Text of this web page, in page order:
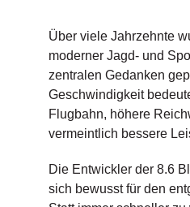
Über viele Jahrzehnte
moderner Jagd- und
zentralen Gedanken
Geschwindigkeit
Flugbahn, höhere
vermeintlich bessere
Die Entwickler der 8.6
sich bewusst für den